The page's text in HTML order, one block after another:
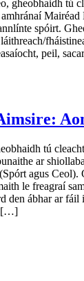
gheobhaidh tú
spóirt.
peil, sacar
tú
ar
agus Ceol).
le freagraí
den ábhar ar
[…]